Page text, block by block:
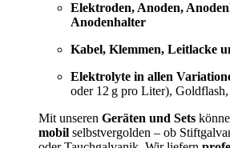
Elektroden, Anoden,
Anodenhalter
Kabel, Klemmen, Leitlacke
Elektrolyte in allen
oder 12 g pro Liter),
Mit unseren Geräten und Sets
mobil selbstvergolden – ob